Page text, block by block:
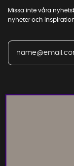
Missa inte våra
nyheter och